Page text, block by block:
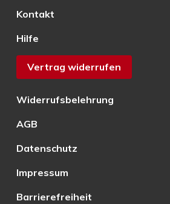
Kontakt
Hilfe
Vertrag widerrufen
Widerrufsbelehrung
AGB
Datenschutz
Impressum
Barrierefreiheit